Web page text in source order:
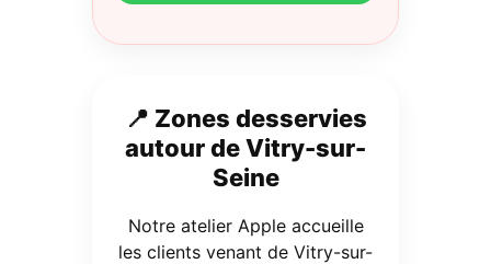
📍 Zones desservies
autour de Vitry-sur-
Seine
Notre atelier Apple accueille
les clients venant de Vitry-sur-